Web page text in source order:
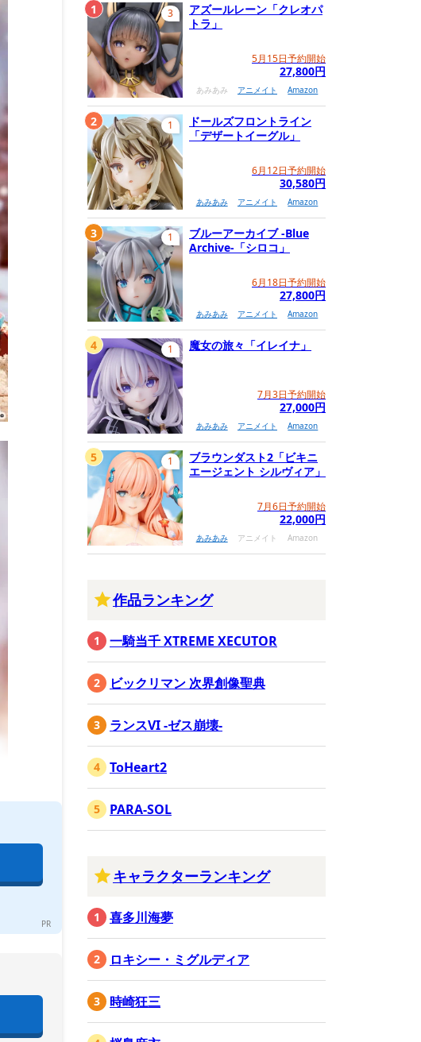
アズールレーン「クレオパ
トラ」
5月15日予約開始
27,800円
あみあみ アニメイト Amazon
3
1
ドールズフロントライン
「デザートイーグル」
6月12日予約開始
30,580円
あみあみ アニメイト Amazon
1
2
ブルーアーカイブ -Blue
Archive-「シロコ」
6月18日予約開始
27,800円
あみあみ アニメイト Amazon
1
3
魔女の旅々「イレイナ」
7月3日予約開始
27,000円
あみあみ アニメイト Amazon
1
4
ブラウンダスト2「ビキニ
エージェント シルヴィア」
7月6日予約開始
22,000円
あみあみ アニメイト Amazon
1
5
作品ランキング
一騎当千 XTREME XECUTOR
ビックリマン 次界創像聖典
ランスVI -ゼス崩壊-
ToHeart2
PARA-SOL
キャラクターランキング
喜多川海夢
ロキシー・ミグルディア
時崎狂三